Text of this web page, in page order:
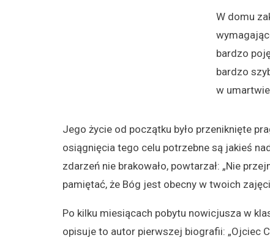
W domu
bardzo
bardzo
w
Jego życie od początku było przeniknięte
osiągnięcia tego celu potrzebne są jakieś
zdarzeń nie brakowało, powtarzał: „Nie
pamiętać, że Bóg jest obecny w twoich
Po kilku miesiącach pobytu nowicjusza w
opisuje to autor pierwszej biografii: „Ojciec